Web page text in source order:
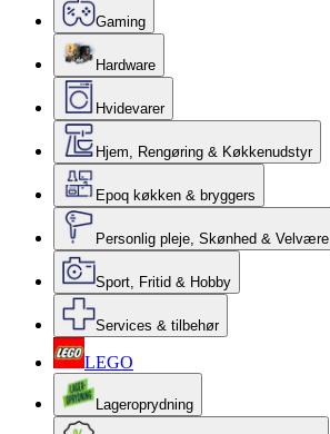
Gaming
Hardware
Hvidevarer
Hjem, Rengøring & Køkkenudstyr
Epoq køkken & bryggers
Personlig pleje, Skønhed & Velvære
Sport, Fritid & Hobby
Services & tilbehør
LEGO
Lageroprydning